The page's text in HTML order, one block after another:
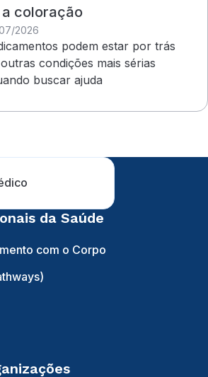
coloração
2026
podem estar por trás
condições mais sérias
buscar ajuda
da Saúde
com o Corpo